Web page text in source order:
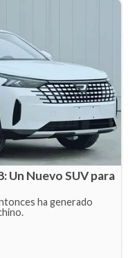
Un Nuevo SUV para
ha generado